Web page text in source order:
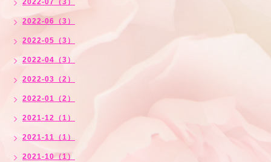
2022-07（3）
2022-06（3）
2022-05（3）
2022-04（3）
2022-03（2）
2022-01（2）
2021-12（1）
2021-11（1）
2021-10（1）